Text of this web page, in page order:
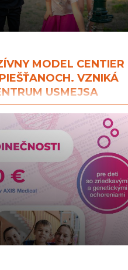
MODEL CENTIER
VZNIKÁ
USMEJSA